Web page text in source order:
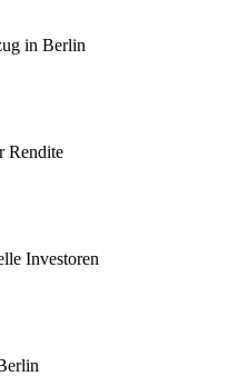
in Berlin
Rendite
Investoren